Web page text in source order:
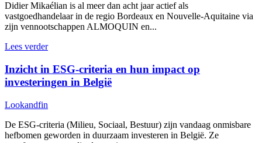
Didier Mikaélian is al meer dan acht jaar actief als
vastgoedhandelaar in de regio Bordeaux en Nouvelle-Aquitaine via
zijn vennootschappen ALMOQUIN en...
Lees verder
Inzicht in ESG-criteria en hun impact op
investeringen in België
Lookandfin
De ESG-criteria (Milieu, Sociaal, Bestuur) zijn vandaag onmisbare
hefbomen geworden in duurzaam investeren in België. Ze